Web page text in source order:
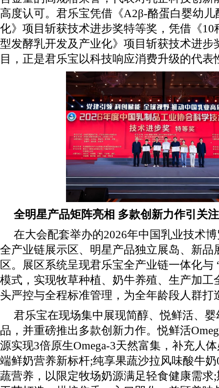
高度认可。君乐宝凭借《A2β-酪蛋白婴幼
化》项目斩获技术进步奖特等奖，凭借《
型发酵乳开发及产业化》项目斩获技术进步
目，正是君乐宝以科技响应消费升级的代表
全明星产品矩阵亮相 多款创新力作引关注
在大会配套举办的2026年中国乳业技术
全产业链展示区、明星产品独立展岛、新品
区。展区系统呈现君乐宝全产业链一体化与
模式，实现牧草种植、奶牛养殖、生产加工
头严控与全程标准管理，为全年龄段人群打
君乐宝在现场集中展现简醇、悦鲜活、
品，并重磅推出多款创新力作。悦鲜活
源实现3倍原生Omega-3天然富集，补充人
端鲜奶营养新标杆;纯享果蔬沙拉风味酸牛
蔬营养，以限定牧场奶源满足轻食健康需求